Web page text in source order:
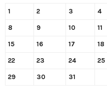
1 2 3 4
8 9 10 11
15 16 17 18
22 23 24 25
29 30 31